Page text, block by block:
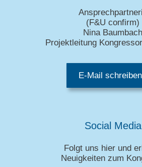
(F&U confirm)
Nina Baumbach
Projektleitung
E-Mail schreiben
Social Media
Folgt uns hier und
Neuigkeiten zum